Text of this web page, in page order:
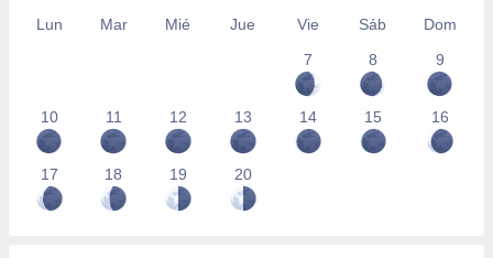
Lun Mar Mié Jue Vie Sáb
Dom
7
8 9
10 11 12 13 14 15 16
17 18 19 20